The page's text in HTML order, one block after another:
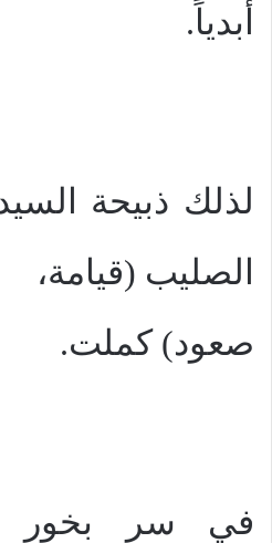
أبدياً.
لذلك ذبيحة
الصليب (قيامة،
صعود) كملت.
في سر بخور